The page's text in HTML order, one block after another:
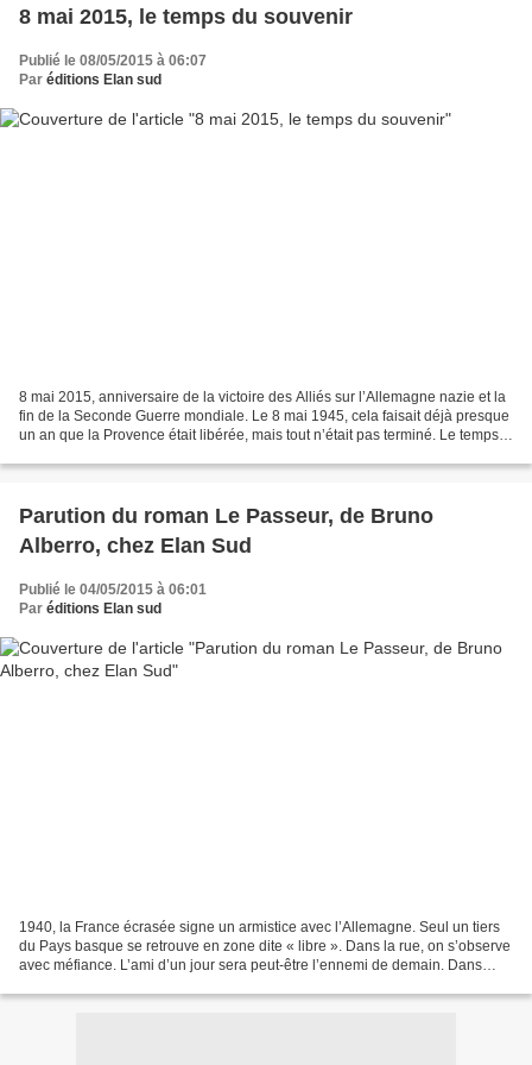
8 mai 2015, le temps du souvenir
Publié le 08/05/2015 à 06:07
Par éditions Elan sud
8 mai 2015, anniversaire de la victoire des Alliés sur l’Allemagne nazie et la
fin de la Seconde Guerre mondiale. Le 8 mai 1945, cela faisait déjà presque
un an que la Provence était libérée, mais tout n’était pas terminé. Le temps
Parution du roman Le Passeur, de Bruno
Alberro, chez Elan Sud
Publié le 04/05/2015 à 06:01
Par éditions Elan sud
1940, la France écrasée signe un armistice avec l’Allemagne. Seul un tiers
du Pays basque se retrouve en zone dite « libre ». Dans la rue, on s’observe
avec méfiance. L’ami d’un jour sera peut-être l’ennemi de demain. Dans